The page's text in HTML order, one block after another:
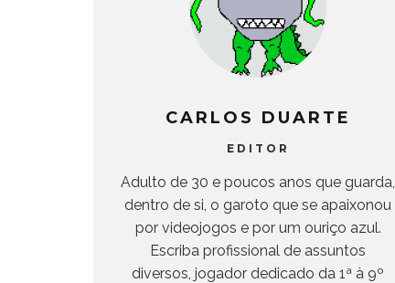
CARLOS DUARTE
EDITOR
Adulto de 30 e poucos anos que guarda,
dentro de si, o garoto que se apaixonou
por videojogos e por um ouriço azul.
Escriba profissional de assuntos
diversos, jogador dedicado da 1ª à 9º